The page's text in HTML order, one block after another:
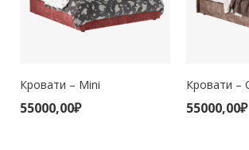
Кровати – Mini
55000,00₽
Кровати –
55000,00₽